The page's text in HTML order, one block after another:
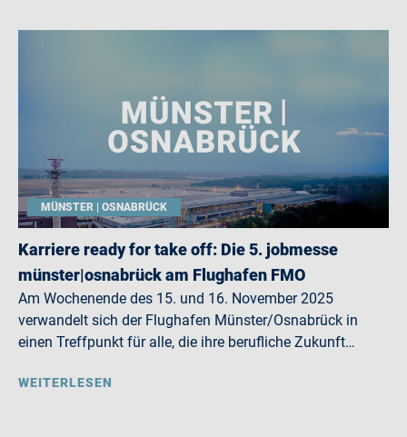
MÜNSTER | OSNABRÜCK
Karriere ready for take off: Die 5. jobmesse
münster|osnabrück am Flughafen FMO
Am Wochenende des 15. und 16. November 2025
verwandelt sich der Flughafen Münster/Osnabrück in
einen Treffpunkt für alle, die ihre berufliche Zukunft…
WEITERLESEN